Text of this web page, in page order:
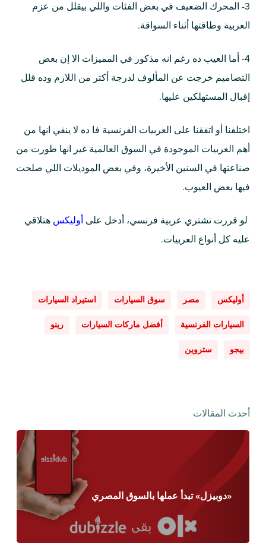
3- المحرك الضعيف في بعض الفئات واللي بيقلل من عزم
العربية وطاقتها أثناء السواقة.
4- أما العيب ده رغم انه مذكور في المميزات الا إن بعض
التصاميم خرجت عن المألوف لدرجة أكتر من اللازم وده قلل
إقبال المستهلكين عليها.
اختلفنا أو اتفقنا على العربيات الفرنسية فا ده لا ينفي انها من
أهم العربيات الموجودة في السوق العالمية غير انها طورت من
صناعتها في السنين الأخيرة، وفي بعض الموديلات اللي صلحت
فيها بعض العيوب.
لو قررت تشتري عربية فرنسي، أدخل على أوليكس هتلاقي
عليه كل أنواع العربيات.
أوليكس مصر سوق السيارات استيراد السيارات
السيارات الفرنسية أفضل ماركات السيارات رينو
بيجو ستروين
أحدث المقالات
«دوبيزل» تبدأ عملها بالسوق المصري